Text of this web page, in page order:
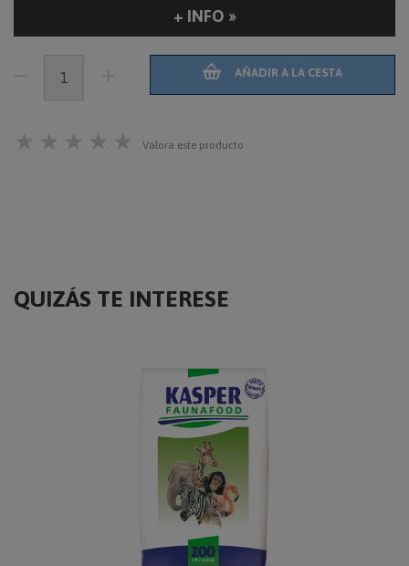
+ INFO »
AÑADIR A LA CESTA
★ ★ ★ ★ ★ Valora este producto
QUIZÁS TE INTERESE